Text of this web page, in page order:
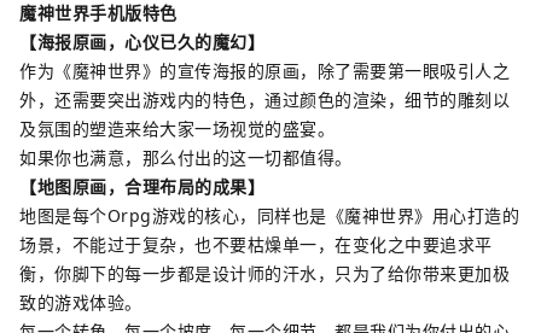
魔神世界手机版特色
【海报原画，心仪已久的魔幻】
作为《魔神世界》的宣传海报的原画，除了需要第一眼吸引人之
外，还需要突出游戏内的特色，通过颜色的渲染，细节的雕刻以
及氛围的塑造来给大家一场视觉的盛宴。
如果你也满意，那么付出的这一切都值得。
【地图原画，合理布局的成果】
地图是每个Orpg游戏的核心，同样也是《魔神世界》用心打造的
场景，不能过于复杂，也不要枯燥单一，在变化之中要追求平
衡，你脚下的每一步都是设计师的汗水，只为了给你带来更加极
致的游戏体验。